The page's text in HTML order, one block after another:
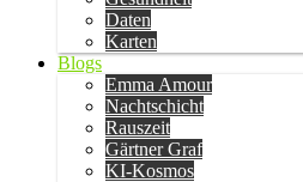
Daten
Karten
Blogs
Emma Amour
Nachtschicht
Rauszeit
Gärtner Graf
KI-Kosmos